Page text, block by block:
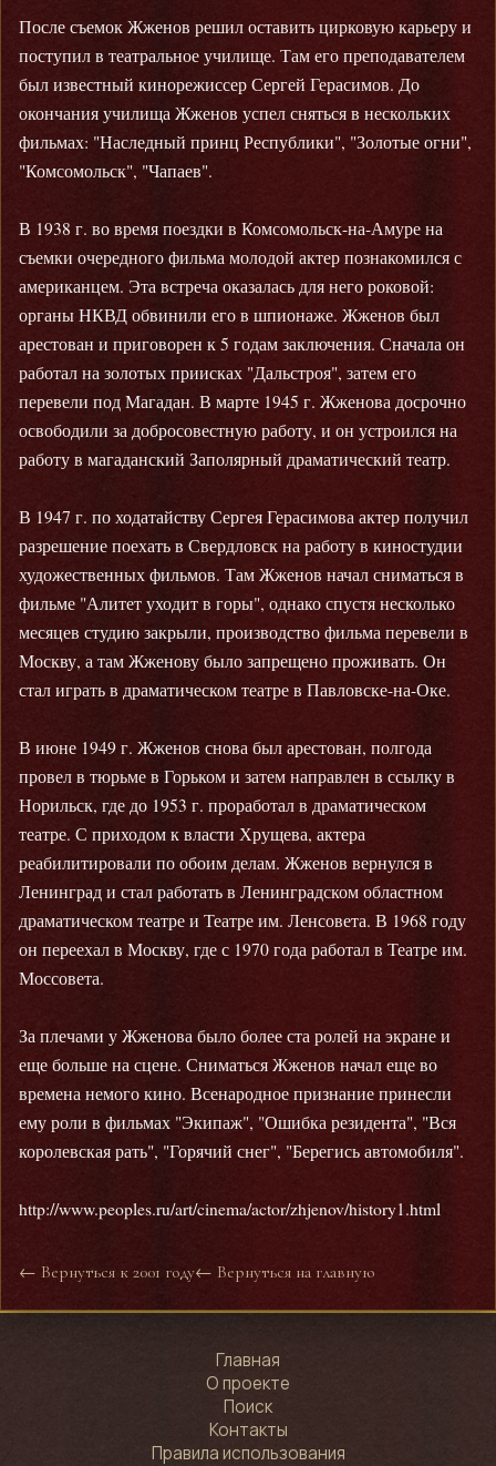
После съемок Жженов решил оставить цирковую карьеру и
поступил в театральное училище. Там его преподавателем
был известный кинорежиссер Сергей Герасимов. До
окончания училища Жженов успел сняться в нескольких
фильмах: "Наследный принц Республики", "Золотые огни",
"Комсомольск", "Чапаев".
В 1938 г. во время поездки в Комсомольск-на-Амуре на
съемки очередного фильма молодой актер познакомился с
американцем. Эта встреча оказалась для него роковой:
органы НКВД обвинили его в шпионаже. Жженов был
арестован и приговорен к 5 годам заключения. Сначала он
работал на золотых приисках "Дальстроя", затем его
перевели под Магадан. В марте 1945 г. Жженова досрочно
освободили за добросовестную работу, и он устроился на
работу в магаданский Заполярный драматический театр.
В 1947 г. по ходатайству Сергея Герасимова актер получил
разрешение поехать в Свердловск на работу в киностудии
художественных фильмов. Там Жженов начал сниматься в
фильме "Алитет уходит в горы", однако спустя несколько
месяцев студию закрыли, производство фильма перевели в
Москву, а там Жженову было запрещено проживать. Он
стал играть в драматическом театре в Павловске-на-Оке.
В июне 1949 г. Жженов снова был арестован, полгода
провел в тюрьме в Горьком и затем направлен в ссылку в
Норильск, где до 1953 г. проработал в драматическом
театре. С приходом к власти Хрущева, актера
реабилитировали по обоим делам. Жженов вернулся в
Ленинград и стал работать в Ленинградском областном
драматическом театре и Театре им. Ленсовета. В 1968 году
он переехал в Москву, где с 1970 года работал в Театре им.
Моссовета.
За плечами у Жженова было более ста ролей на экране и
еще больше на сцене. Сниматься Жженов начал еще во
времена немого кино. Всенародное признание принесли
ему роли в фильмах "Экипаж", "Ошибка резидента", "Вся
королевская рать", "Горячий снег", "Берегись автомобиля".
http://www.peoples.ru/art/cinema/actor/zhjenov/history1.html
← Вернуться к 2001 году← Вернуться на главную
Главная
О проекте
Поиск
Контакты
Правила использования